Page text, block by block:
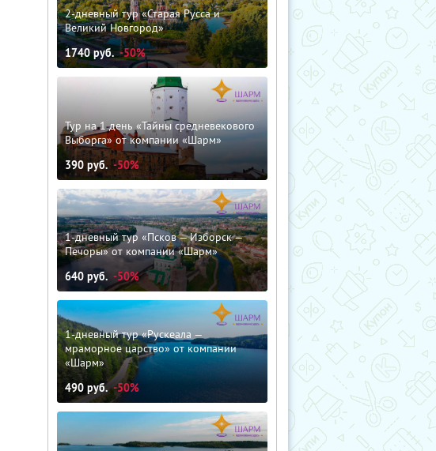
2-дневный тур «Старая Русса и
Великий Новгород»
1740руб. -50%
Тур на 1 день «Тайны средневекового
Выборга» от компании «Шарм»
390 руб. -50%
1-дневный тур «Псков — Изборск —
Печоры» от компании «Шарм»
640 руб. -50%
1-дневный тур «Рускеала —
мраморное царство» от компании
«Шарм»
490 руб. -50%